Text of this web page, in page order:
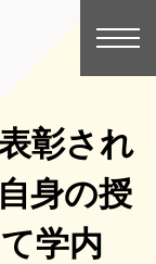
彰され
身の授
学内